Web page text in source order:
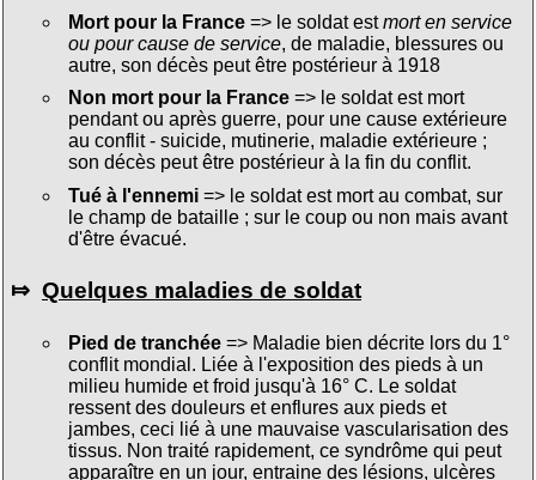
Mort pour la France=> le soldat estmort en service
ou pour cause de service, de maladie, blessures ou
autre, son décès peut être postérieur à 1918
Non mort pour la France=> le soldat est mort
pendant ou après guerre, pour une cause extérieure
au conflit - suicide, mutinerie, maladie extérieure ;
son décès peut être postérieur à la fin du conflit.
Tué à l'ennemi=> le soldat est mort au combat, sur
le champ de bataille ; sur le coup ou non mais avant
d'être évacué.
⤇ Quelques maladies de soldat
Pied de tranchée=> Maladie bien décrite lors du 1°
conflit mondial. Liée à l'exposition des pieds à un
milieu humide et froid jusqu'à 16° C. Le soldat
ressent des douleurs et enflures aux pieds et
jambes, ceci lié à une mauvaise vascularisation des
tissus. Non traité rapidement, ce syndrôme qui peut
apparaître en un jour, entraine des lésions, ulcères